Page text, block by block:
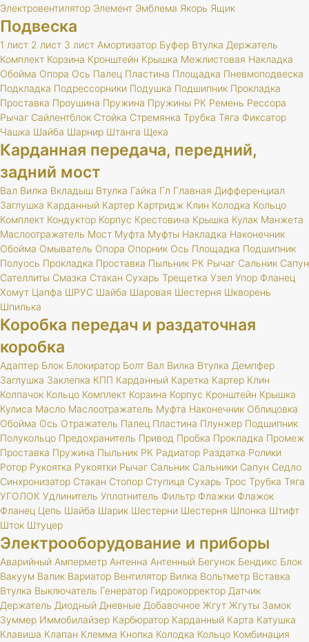
Электровентилятор Элемент Эмблема Якорь Ящик
Подвеска
1 лист 2 лист 3 лист Амортизатор Буфер Втулка Держатель
Комплект Корзина Кронштейн Крышка Межлистовая Накладка
Обойма Опора Ось Палец Пластина Площадка Пневмоподвеска
Подкладка Подрессорники Подушка Подшипник Прокладка
Проставка Проушина Пружина Пружины РК Ремень Рессора
Рычаг Сайлентблок Стойка Стремянка Трубка Тяга Фиксатор
Чашка Шайба Шарнир Штанга Щека
Карданная передача, передний,
задний мост
Вал Вилка Вкладыш Втулка Гайка Гл Главная Дифференциал
Заглушка Карданный Картер Картридж Клин Колодка Кольцо
Комплект Кондуктор Корпус Крестовина Крышка Кулак Манжета
Маслоотражатель Мост Муфта Муфты Накладка Наконечник
Обойма Омыватель Опора Опорник Ось Площадка Подшипник
Полуось Прокладка Проставка Пыльник РК Рычаг Сальник Сапун
Сателлиты Смазка Стакан Сухарь Трещетка Узел Упор Фланец
Хомут Цапфа ШРУС Шайба Шаровая Шестерня Шкворень
Шпилька
Коробка передач и раздаточная
коробка
Адаптер Блок Блокиратор Болт Вал Вилка Втулка Демпфер
Заглушка Заклепка КПП Карданный Каретка Картер Клин
Колпачок Кольцо Комплект Корзина Корпус Кронштейн Крышка
Кулиса Масло Маслоотражатель Муфта Наконечник Облицовка
Обойма Ось Отражатель Палец Пластина Плунжер Подшипник
Полукольцо Предохранитель Привод Пробка Прокладка Промеж
Проставка Пружина Пыльник РК Радиатор Раздатка Ролики
Ротор Рукоятка Рукоятки Рычаг Сальник Сальники Сапун Седло
Синхронизатор Стакан Стопор Ступица Сухарь Трос Трубка Тяга
УГОЛОК Удлинитель Уплотнитель Фильтр Флажки Флажок
Фланец Цепь Шайба Шарик Шестерни Шестерня Шпонка Штифт
Шток Штуцер
Электрооборудование и приборы
Аварийный Амперметр Антенна Антенный Бегунок Бендикс Блок
Вакуум Валик Вариатор Вентилятор Вилка Вольтметр Вставка
Втулка Выключатель Генератор Гидрокорректор Датчик
Держатель Диодный Дневные Добавочное Жгут Жгуты Замок
Зуммер Иммобилайзер Карбюратор Карданный Карта Катушка
Клавиша Клапан Клемма Кнопка Колодка Кольцо Комбинация